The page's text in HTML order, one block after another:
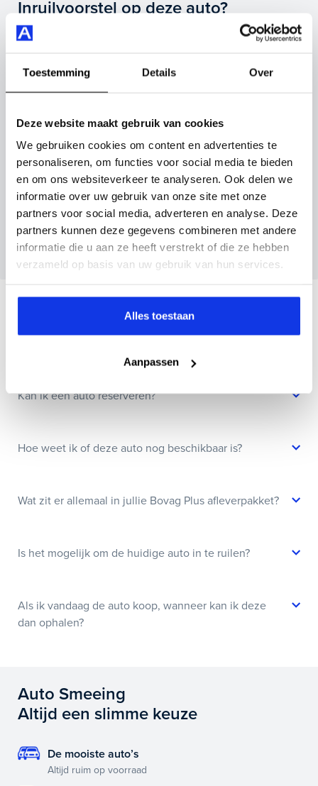
Toestemming Details Over
Deze website maakt gebruik van cookies
We gebruiken cookies om content en advertenties te
personaliseren, om functies voor social media te bieden
en om ons websiteverkeer te analyseren. Ook delen we
informatie over uw gebruik van onze site met onze
partners voor social media, adverteren en analyse. Deze
partners kunnen deze gegevens combineren met andere
informatie die u aan ze heeft verstrekt of die ze hebben
verzameld op basis van uw gebruik van hun services.
Alles toestaan
Aanpassen
cruise control adaptief, dodehoek detectie, elektrisch
glazen panorama-dak en nog veel meer.
Je koopt hem voor € 16.945,- maar je kan deze
Maak snel een afspraak in de showroom of bestel hem
direct online.
Inruilvoorstel op deze auto?
Vul hier je gegevens in en vergeet niet foto's van je
Inruilvoorstel aanvragen
Wanneer je foto’s meestuurt ontvang je op
maandag tot en met vrijdag binnen enkele uren
een voorstel.
Veelgestelde vragen
Kan ik een auto reserveren?
Hoe weet ik of deze auto nog beschikbaar is?
Wat zit er allemaal in jullie Bovag Plus afleverpakket?
Is het mogelijk om de huidige auto in te ruilen?
Als ik vandaag de auto koop, wanneer kan ik deze
dan ophalen?
Auto Smeeing
Altijd een slimme keuze
De mooiste auto’s
Altijd ruim op voorraad